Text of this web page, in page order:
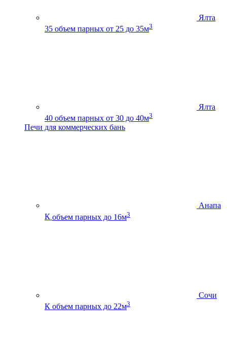
Ялта
35 объем парных от 25 до 35м3
Ялта
40 объем парных от 30 до 40м3
Печи для коммерческих бань
Анапа
К объем парных до 16м3
Сочи
К объем парных до 22м3